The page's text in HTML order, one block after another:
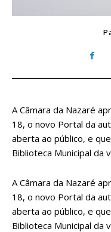
A Câmara da Nazaré
18, o novo Portal da
aberta ao público, e
Biblioteca Municipal da
A Câmara da Nazaré
18, o novo Portal da
aberta ao público, e
Biblioteca Municipal da